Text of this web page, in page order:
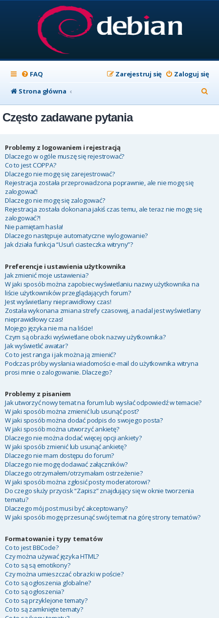
FAQ Zaloguj się
Zarejestruj się
Strona główna
z
Często zadawane pytania
Problemy z logowaniem i rejestracją
Dlaczego w ogóle muszę się rejestrować?
Co to jest COPPA?
Dlaczego nie mogę się zarejestrować?
Rejestracja została przeprowadzona poprawnie, ale nie mogę się
zalogować!
Dlaczego nie mogę się zalogować?
Rejestracja została dokonana jakiś czas temu, ale teraz nie mogę się
zalogować?!
Nie pamiętam hasła!
Dlaczego następuje automatyczne wylogowanie?
Jak działa funkcja “Usuń ciasteczka witryny”?
Preferencje i ustawienia użytkownika
Jak zmienić moje ustawienia?
W jaki sposób można zapobiec wyświetlaniu nazwy użytkownika na
liście użytkowników przeglądających forum?
Jest wyświetlany nieprawidłowy czas!
Została wykonana zmiana strefy czasowej, a nadal jest wyświetlany
nieprawidłowy czas!
Mojego języka nie ma na liście!
Czym są obrazki wyświetlane obok nazwy użytkownika?
Jak wyświetlić awatar?
Co to jest ranga i jak można ją zmienić?
Podczas próby wysłania wiadomości e-mail do użytkownika witryna
prosi mnie o zalogowanie. Dlaczego?
Problemy z pisaniem
Jak utworzyć nowy temat na forum lub wysłać odpowiedź w temacie?
W jaki sposób można zmienić lub usunąć post?
W jaki sposób można dodać podpis do swojego posta?
W jaki sposób można utworzyć ankietę?
Dlaczego nie można dodać więcej opcji ankiety?
W jaki sposób zmienić lub usunąć ankietę?
Dlaczego nie mam dostępu do forum?
Dlaczego nie mogę dodawać załączników?
Dlaczego otrzymałem/otrzymałam ostrzeżenie?
W jaki sposób można zgłosić posty moderatorowi?
Do czego służy przycisk “Zapisz” znajdujący się w oknie tworzenia
tematu?
Dlaczego mój post musi być akceptowany?
W jaki sposób mogę przesunąć swój temat na górę strony tematów?
Formatowanie i typy tematów
Co to jest BBCode?
Czy można używać języka HTML?
Co to są są emotikony?
Czy można umieszczać obrazki w poście?
Co to są ogłoszenia globalne?
Co to są ogłoszenia?
Co to są przyklejone tematy?
Co to są zamknięte tematy?